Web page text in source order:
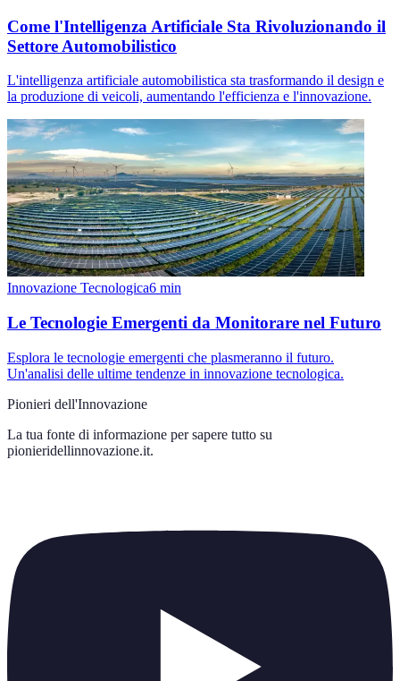
Come l'Intelligenza Artificiale Sta Rivoluzionando il
Settore Automobilistico
L'intelligenza artificiale automobilistica sta trasformando il design e
la produzione di veicoli, aumentando l'efficienza e l'innovazione.
Innovazione Tecnologica6 min
Le Tecnologie Emergenti da Monitorare nel Futuro
Esplora le tecnologie emergenti che plasmeranno il futuro.
Un'analisi delle ultime tendenze in innovazione tecnologica.
Pionieri dell'Innovazione
La tua fonte di informazione per sapere tutto su
pionieridellinnovazione.it.